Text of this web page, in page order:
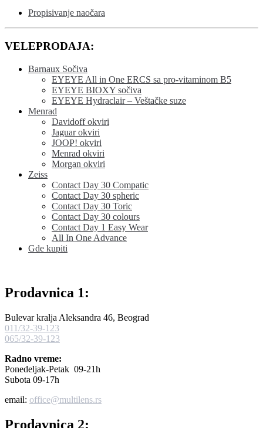
Propisivanje naočara
VELEPRODAJA:
Barnaux Sočiva
EYEYE All in One ERCS sa pro-vitaminom B5
EYEYE BIOXY sočiva
EYEYE Hydraclair – Veštačke suze
Menrad
Davidoff okviri
Jaguar okviri
JOOP! okviri
Menrad okviri
Morgan okviri
Zeiss
Contact Day 30 Compatic
Contact Day 30 spheric
Contact Day 30 Toric
Contact Day 30 colours
Contact Day 1 Easy Wear
All In One Advance
Gde kupiti
Prodavnica 1:
Bulevar kralja Aleksandra 46, Beograd
011/32-39-123
065/32-39-123
Radno vreme:
Ponedeljak-Petak 09-21h
Subota 09-17h
email: office@multilens.rs
Prodavnica 2: